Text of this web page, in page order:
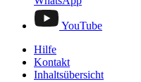
YouTube
Hilfe
Kontakt
Inhaltsübersicht